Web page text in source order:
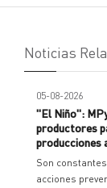
Noticias
05-08-2026
"El Niño":
productores
producciones
Son
acciones